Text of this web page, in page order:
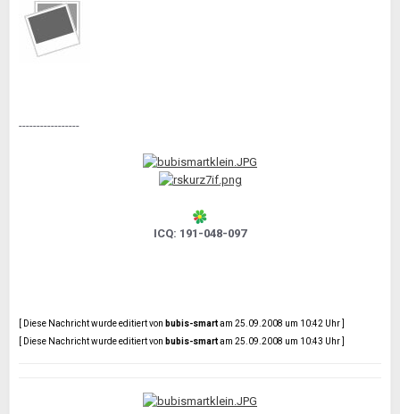
-----------------
ICQ: 191-048-097
[ Diese Nachricht wurde editiert von bubis-smartam 25.09.2008 um 10:42 Uhr ]
[ Diese Nachricht wurde editiert von bubis-smartam 25.09.2008 um 10:43 Uhr ]